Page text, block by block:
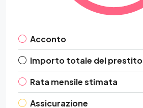
Acconto
Importo totale del prestito
Rata mensile stimata
Assicurazione